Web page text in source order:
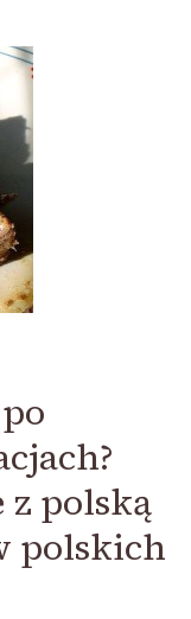
z polską
polskich